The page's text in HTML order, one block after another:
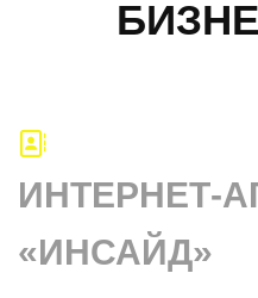
ИНТЕРНЕТ-
«ИНСАЙД»